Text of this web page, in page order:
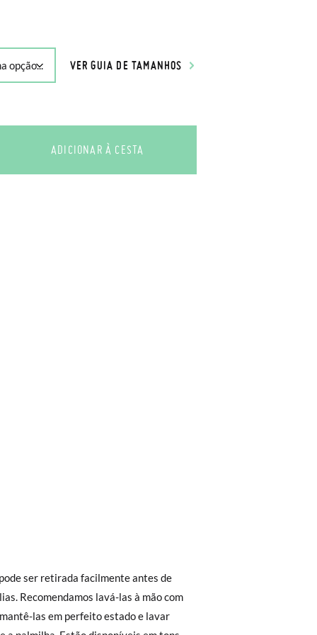
VER GUIA DE TAMANHOS
ADICIONAR À CESTA
a nossa loja física à porta da
Urgente (1 a 2 dias úteis para